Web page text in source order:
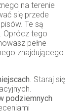
na terenie
się przede
Te są
Oprócz tego
pełne
znajdującego
. Staraj się
podziemnych